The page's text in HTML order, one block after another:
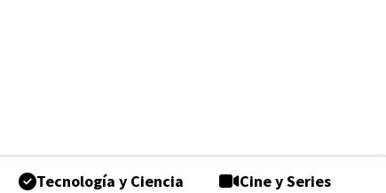
Tecnología y Ciencia Cine y Series